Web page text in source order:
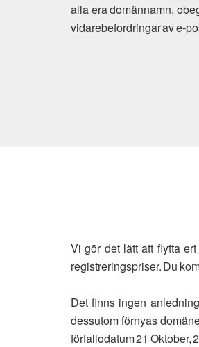
alla era domännamn,
vidarebefordringar av e-
Vi gör det lätt att flytta
registreringspriser. Du
Det finns ingen
dessutom förnyas
förfallodatum 21 Oktober,